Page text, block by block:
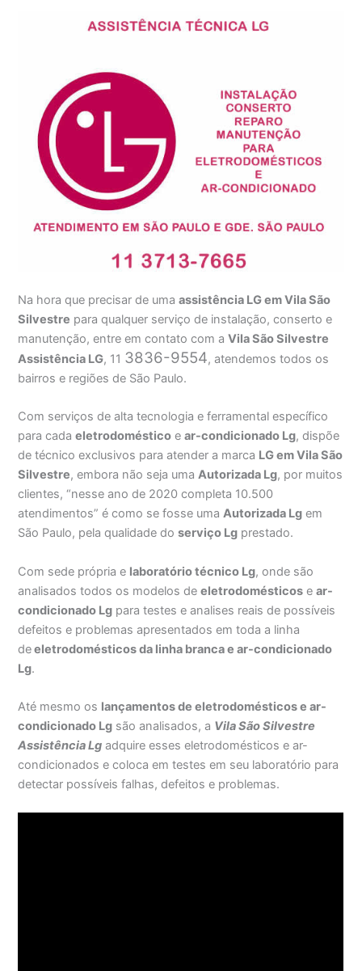
Na hora que precisar de umaassistência LG em Vila São
Silvestre para qualquer serviço de instalação, conserto e
manutenção, entre em contato com aVila São Silvestre
Assistência LG, 11 3836-9554, atendemos todos os
bairros e regiões de São Paulo.
Com serviços de alta tecnologia e ferramental específico
para cadaeletrodoméstico ear-condicionado Lg, dispõe
de técnico exclusivos para atender a marca LG em Vila São
Silvestre, embora não seja umaAutorizada Lg, por muitos
clientes, “nesse ano de 2020 completa 10.500
atendimentos” é como se fosse umaAutorizada Lg em
São Paulo, pela qualidade doserviço Lg prestado.
Com sede própria e laboratório técnico Lg, onde são
analisados todos os modelos deeletrodomésticos ear-
condicionado Lg para testes e analises reais de possíveis
defeitos e problemas apresentados em toda a linha
deeletrodomésticos da linha branca e ar-condicionado
Lg.
Até mesmo os lançamentos de eletrodomésticos e ar-
condicionado Lg são analisados, a Vila São Silvestre
Assistência Lg adquire esses eletrodomésticos e ar-
condicionados e coloca em testes em seu laboratório para
detectar possíveis falhas, defeitos e problemas.